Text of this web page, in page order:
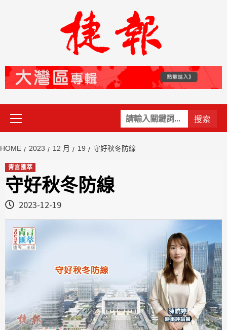
關
鍵
Primary
Menu
HOME 2023 12 月 19 守好秋冬防線
青言匯萃
守好秋冬防線
2023-12-19